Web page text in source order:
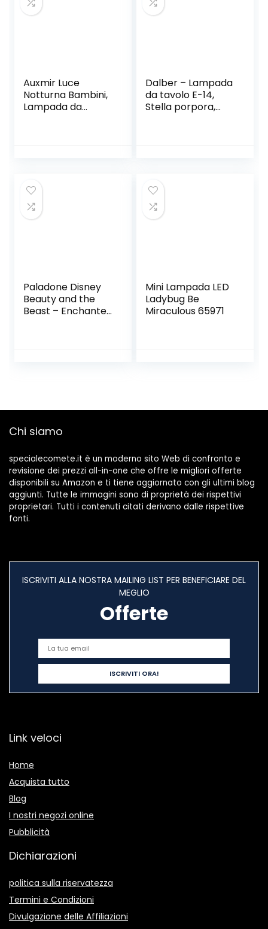
Auxmir Luce
Notturna Bambini,
Lampada da
Touch e
Telecomando,
Batteria
Dalber – Lampada
da tavolo E-14,
Stella porpora,
Paladone Disney
Beauty and the
Beast – Enchanted
Mini Lampada LED
Ladybug Be
Miraculous 65971
Chi siamo
specialecomete.it è un moderno sito Web di confronto e
revisione dei prezzi all-in-one che offre le migliori offerte
disponibili su Amazon e ti tiene aggiornato con gli ultimi blog
aggiunti. Tutte le immagini sono di proprietà dei rispettivi
proprietari. Tutti i contenuti citati derivano dalle rispettive
fonti.
ISCRIVITI ALLA NOSTRA MAILING LIST PER BENEFICIARE DEL
MEGLIO
Offerte
Link veloci
Home
Acquista tutto
Blog
I nostri negozi online
Pubblicità
Dichiarazioni
politica sulla riservatezza
Termini e Condizioni
Divulgazione delle Affiliazioni